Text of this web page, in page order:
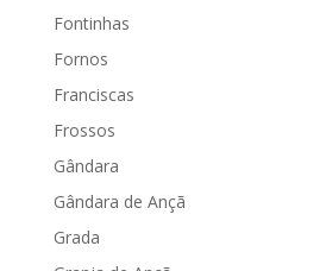
Fontinhas
Fornos
Franciscas
Frossos
Gândara
Gândara de Ançã
Grada